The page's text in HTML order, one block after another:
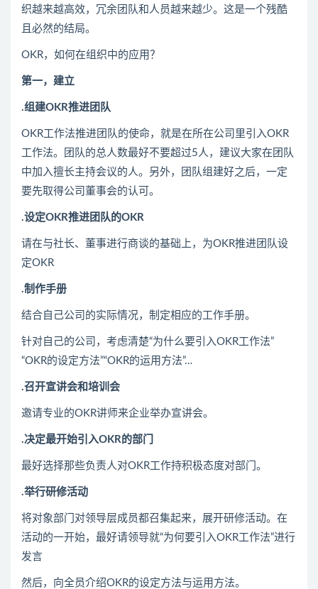
织越来越高效，冗余团队和人员越来越少。这是一个残酷
且必然的结局。
OKR，如何在组织中的应用？
第一，建立
.组建OKR推进团队
OKR工作法推进团队的使命，就是在所在公司里引入OKR
工作法。团队的总人数最好不要超过5人，建议大家在团队
中加入擅长主持会议的人。另外，团队组建好之后，一定
要先取得公司董事会的认可。
.设定OKR推进团队的OKR
请在与社长、董事进行商谈的基础上，为OKR推进团队设
定OKR
.制作手册
结合自己公司的实际情况，制定相应的工作手册。
针对自己的公司，考虑清楚“为什么要引入OKR工作法”
“OKR的设定方法”“OKR的运用方法”…
.召开宣讲会和培训会
邀请专业的OKR讲师来企业举办宣讲会。
.决定最开始引入OKR的部门
最好选择那些负责人对OKR工作持积极态度对部门。
.举行研修活动
将对象部门对领导层成员都召集起来，展开研修活动。在
活动的一开始，最好请领导就“为何要引入OKR工作法”进行
发言
然后，向全员介绍OKR的设定方法与运用方法。